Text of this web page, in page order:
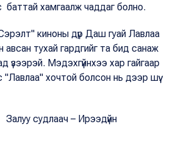
баттай хамгаалж чаддаг болно.
киноны дүр Даш гуай Лавлаа
авсан тухай гардгийг та бид санаж
үзээрэй. Мэдэхгүйнхээ хар гайгаар
хочтой болсон нь дээр шүү.
– Ирээдүйн